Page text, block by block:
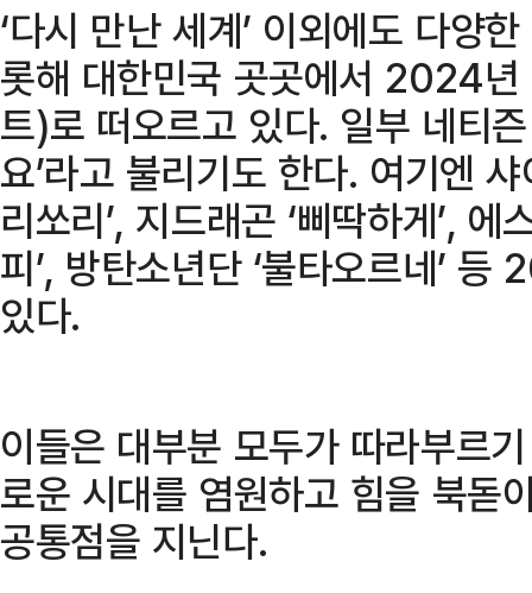
‘다시 만난 세계’ 이외에도 다양
롯해 대한민국 곳곳에서 2024년
트)로 떠오르고 있다. 일부 네티
요’라고 불리기도 한다. 여기엔 샤
리쏘리’, 지드래곤 ‘삐딱하게’, 에
피’, 방탄소년단 ‘불타오르네’
있다.
이들은 대부분 모두가 따라부르
로운 시대를 염원하고 힘을 북돋
공통점을 지닌다.